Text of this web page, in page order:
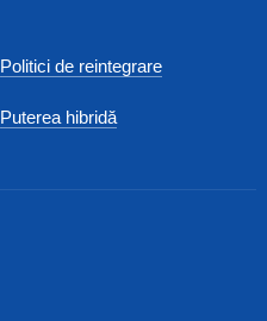
Politici de reintegrare
Puterea hibridă